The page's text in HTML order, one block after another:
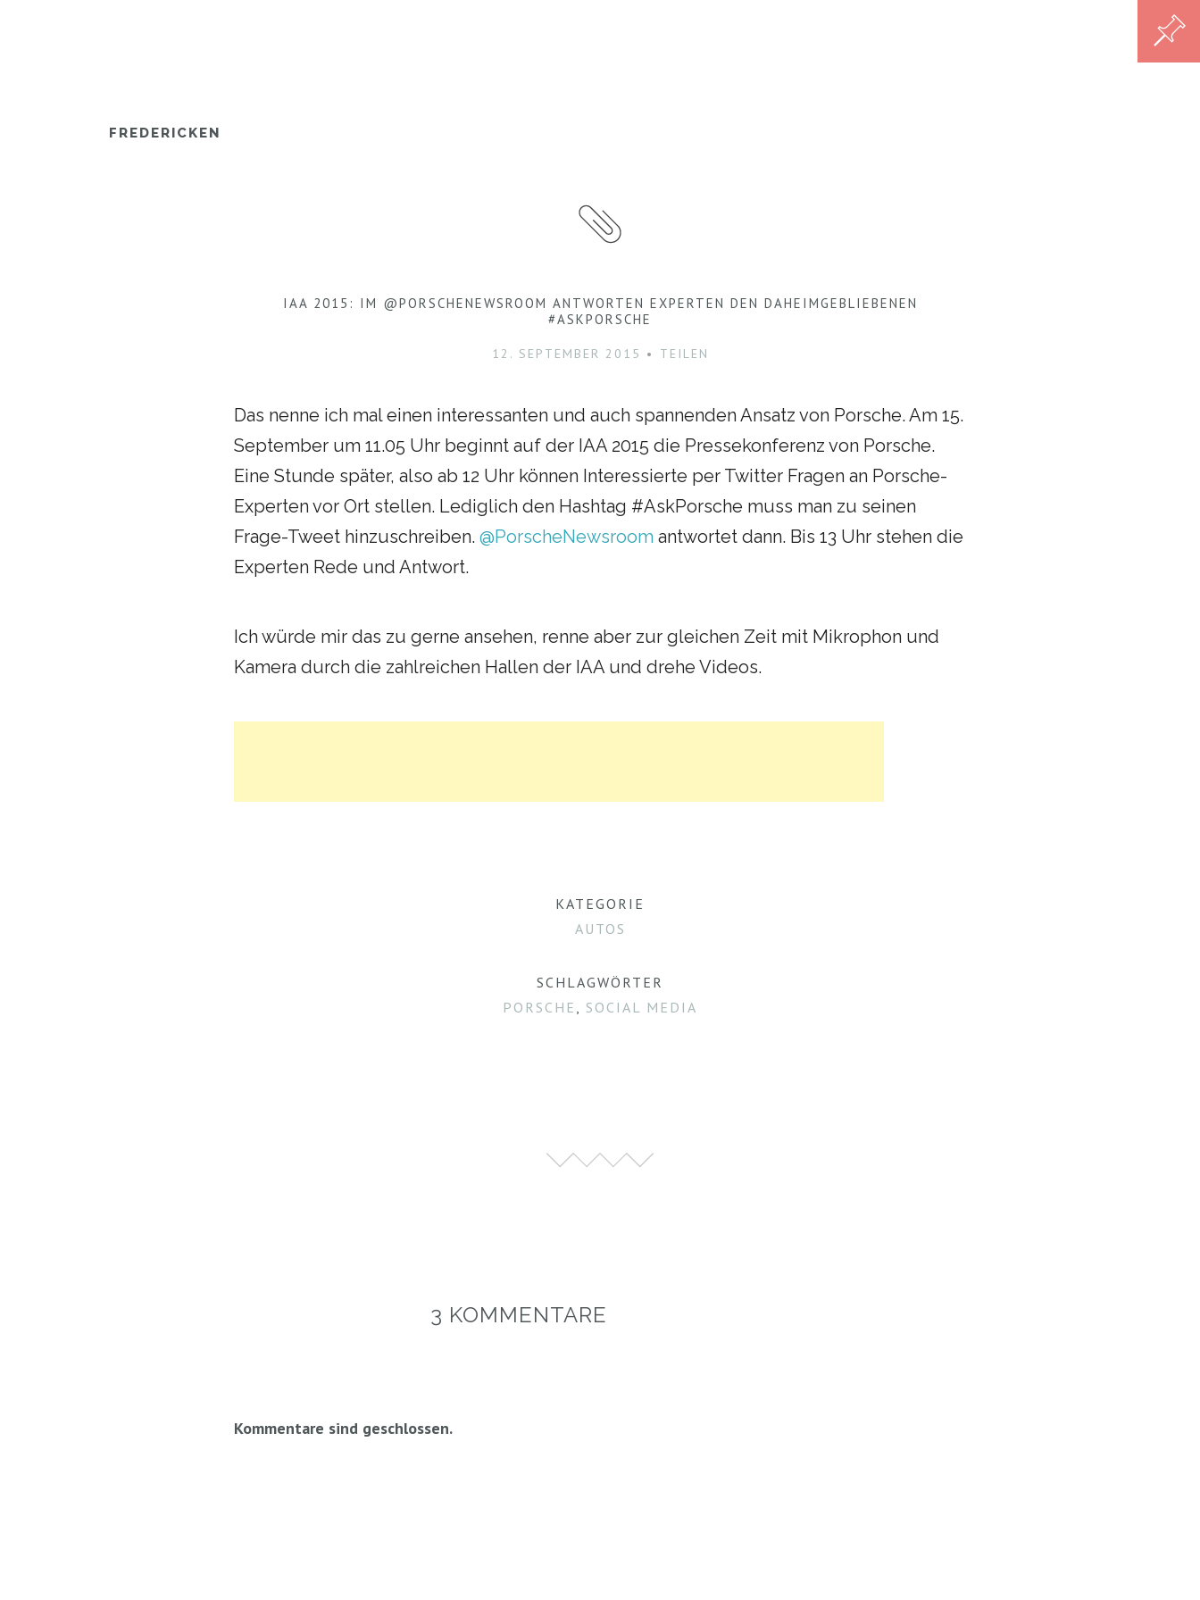
FREDERICKEN
IAA 2015: IM @PORSCHENEWSROOM ANTWORTEN EXPERTEN DEN DAHEIMGEBLIEBENEN
#ASKPORSCHE
12. SEPTEMBER 2015 TEILEN
Das nenne ich mal einen interessanten und auch spannenden Ansatz von Porsche. Am 15.
September um 11.05 Uhr beginnt auf der IAA 2015 die Pressekonferenz von Porsche.
Eine Stunde später, also ab 12 Uhr können Interessierte per Twitter Fragen an Porsche-
Experten vor Ort stellen. Lediglich den Hashtag #AskPorsche muss man zu seinen
Frage-Tweet hinzuschreiben. @PorscheNewsroom antwortet dann. Bis 13 Uhr stehen die
Experten Rede und Antwort.
Ich würde mir das zu gerne ansehen, renne aber zur gleichen Zeit mit Mikrophon und
Kamera durch die zahlreichen Hallen der IAA und drehe Videos.
KATEGORIE
AUTOS
SCHLAGWÖRTER
PORSCHE , SOCIAL MEDIA
3 KOMMENTARE
Kommentare sind geschlossen.